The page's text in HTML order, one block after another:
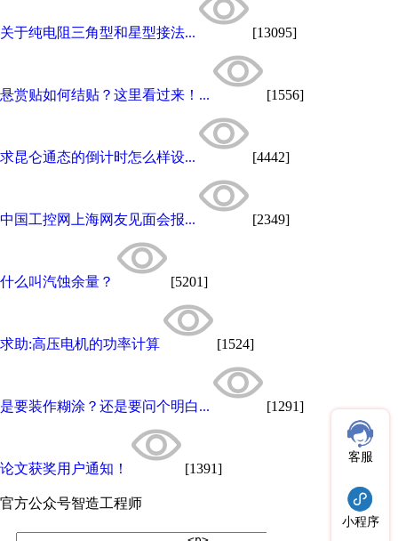
关于纯电阻三角型和星型接法... [13095]
悬赏贴如何结贴？这里看过来！... [1556]
求昆仑通态的倒计时怎么样设... [4442]
中国工控网上海网友见面会报... [2349]
什么叫汽蚀余量？ [5201]
求助:高压电机的功率计算 [1524]
是要装作糊涂？还是要问个明白... [1291]
论文获奖用户通知！ [1391]
官方公众号智造工程师
客服
小程序